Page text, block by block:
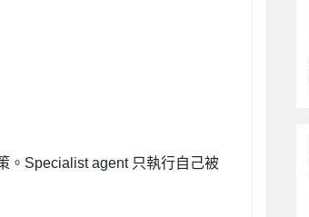
。Specialist agent 只執行自己被